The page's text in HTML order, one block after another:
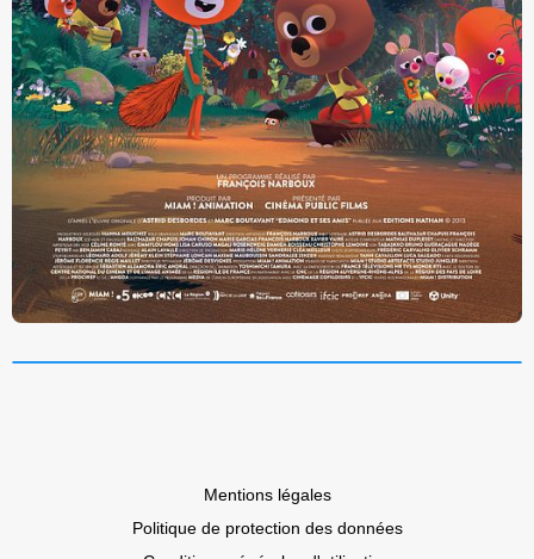
Mentions légales
Politique de protection des données